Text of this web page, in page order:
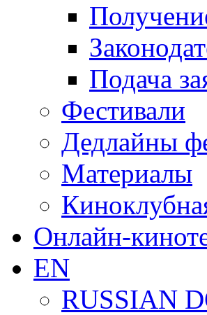
Подача
Фестивали
Дедлайны
Материалы
Онлайн-
EN
RUSSIAN